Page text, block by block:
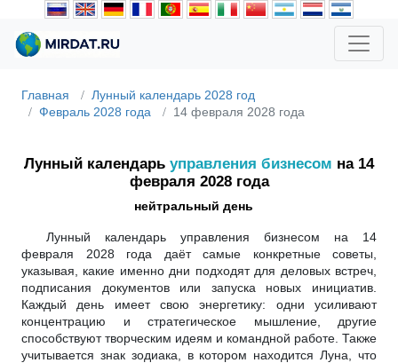
Главная
Лунный календарь 2028 год
Февраль 2028 года
14 февраля 2028 года
Лунный календарь управления бизнесом на 14
февраля 2028 года
нейтральный день
Лунный календарь управления бизнесом на 14
февраля 2028 года даёт самые конкретные советы,
указывая, какие именно дни подходят для деловых встреч,
подписания документов или запуска новых инициатив.
Каждый день имеет свою энергетику: одни усиливают
концентрацию и стратегическое мышление, другие
способствуют творческим идеям и командной работе. Также
учитывается знак зодиака, в котором находится Луна, что